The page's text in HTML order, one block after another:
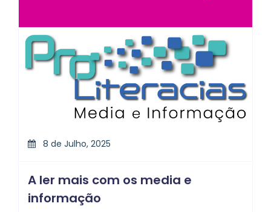
8 de Julho, 2025
A ler mais com os media e
informação